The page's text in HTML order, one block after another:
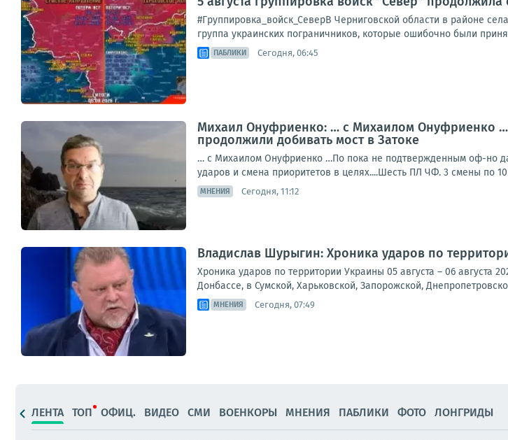
#Группировка_войск_СеверВ Черниговской области в районе
группа украинских пограничников, которые ошибочно были
ПАБЛИКИ Сегодня, 06:45
Михаил Онуфриенко: … с Михаилом Онуфриенко
продолжили добивать мост в Затоке
… с Михаилом Онуфриенко …По пока не подтвержденным оф-но
ударов и смена приоритетов в целях....Шесть ПЛ ЧФ. 3 смены по
МНЕНИЯ Сегодня, 11:12
Владислав Шурыгин: Хроника ударов по
Хроника ударов по территории Украины 05 августа – 06
Донбассе, в Сумской, Харьковской, Запорожской,
МНЕНИЯ Сегодня, 07:49
ЛЕНТА ТОП ОФИЦ. ВИДЕО СМИ ВОЕНКОРЫ МНЕНИЯ ПАБЛИКИ ФОТО ЛОНГРИДЫ